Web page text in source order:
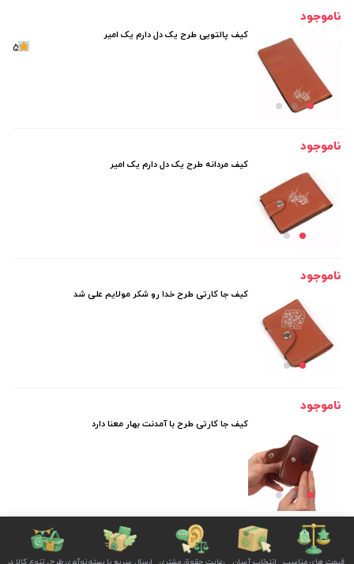
ناموجود
کیف پالتویی طرح یک دل دارم یک امیر
5
ناموجود
کیف مردانه طرح یک دل دارم یک امیر
ناموجود
کیف جا کارتی طرح خدا رو شکر مولایم علی شد
ناموجود
کیف جا کارتی طرح با آمدنت بهار معنا دارد